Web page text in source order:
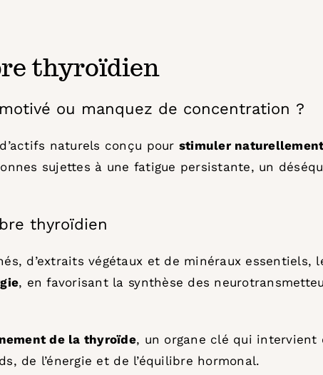
thyroïdien
ou manquez de concentration ?
naturels conçu pour stimuler
sujettes à une fatigue persistante, un
thyroïdien
d’extraits végétaux et de minéraux essentiels,
, en favorisant la synthèse des
de la thyroïde, un organe clé qui intervient
de l’énergie et de l’équilibre hormonal.